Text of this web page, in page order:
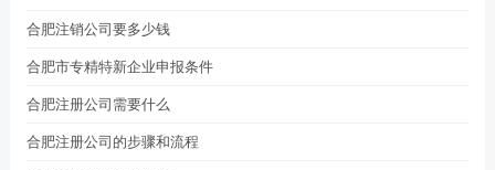
合肥注销公司要多少钱
合肥市专精特新企业申报条件
合肥注册公司需要什么
合肥注册公司的步骤和流程